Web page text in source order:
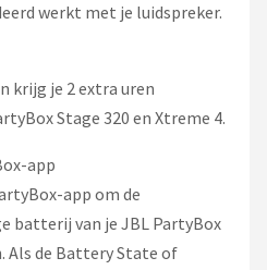
werkt met je luidspreker.
krijg je 2 extra uren
Stage 320 en Xtreme 4.
app
app om de
batterij van je JBL PartyBox
Als de Battery State of